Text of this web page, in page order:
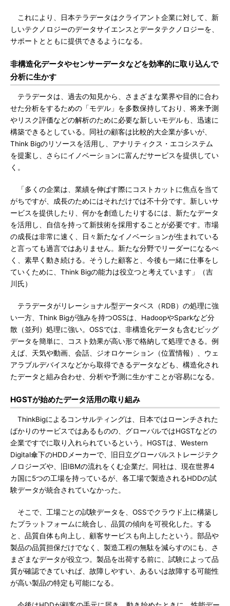
これにより、日本テラデータはクライアント企業に対して、新
しいテクノロジーのデータサイエンスとデータテクノロジーを、
サポートとともに提供できるようになる。
非構造化データやセンサーデータなどを効率的に取り込んで
分析に生かす
テラデータは、過去の知見から、さまざまな業界や目的に合わ
せた分析をするための「モデル」を多数保持しており、将来予測
やリスク評価などの解析のために必要な新しいモデルも、迅速に
構築できるとしている。同社の顧客は比較的大企業が多いが、
Think Bigのリソースを活用し、アナリティクス・エコシステム
を提案し、さらにイノベーションに富んだサービスを提供してい
く。
「多くの企業は、業績を伸ばす際にコストカットに焦点を当て
がちですが、成長のためにはそれだけでは不十分です。新しいサ
ービスを提供したり、何かを創造したりするには、新たなデータ
を活用し、自信を持って新技術を採用することが必要です。市場
の成長は非常に速く、日々新たなイノベーションが生まれている
と言っても過言ではありません。新たな分野でリーダーになるべ
く、素早く動き続ける。そうした顧客と、今後も一緒に仕事をし
ていくために、Think Bigの能力は役立つと考えています」（吉
川氏）
テラデータがリレーショナル型データベス（RDB）の処理に強
い一方、Think Bigが強みを持つOSSは、HadoopやSparkなど分
散（並列）処理に強い。OSSでは、非構造化データも含むビッグ
データを簡単に、コスト効果が高い形で格納して処理できる。例
えば、天気や動画、会話、ジオロケーション（位置情報）、ウェ
アラブルデバイスなどから取得できるデータなども、構造化され
たデータと組み合わせ、分析や予測に生かすことが容易になる。
HGSTが始めたデータ活用の取り組み
ThinkBigによるコンサルティングは、日本ではローンチされた
ばかりのサービスではあるものの、グローバルではHGSTなどの
企業ですでに取り入れられているという。HGSTは、Western
Digital傘下のHDDメーカーで、旧日立グローバルストレージテク
ノロジーズや、旧IBMの流れをくむ企業だ。同社は、現在世界4
カ国に5つの工場を持っているが、各工場で製造されるHDDの試
験データが統合されていなかった。
そこで、工場ごとの試験データを、OSSでクラウド上に構築し
たプラットフォームに統合し、品質の傾向を可視化した。する
と、品質自体も向上し、顧客サービスも向上したという。部品や
製品の品質担保だけでなく、製造工程の無駄を減らすのにも、さ
まざまなデータが役立つ。製品を出荷する前に、試験によって品
質が確認できていれば、故障しやすい、あるいは故障する可能性
が高い製品の特定も可能になる。